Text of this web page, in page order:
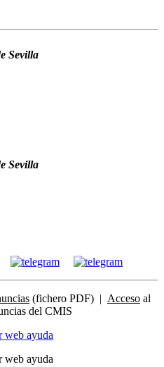
Sevilla
Sevilla
(fichero PDF) | Acceso al
del CMIS